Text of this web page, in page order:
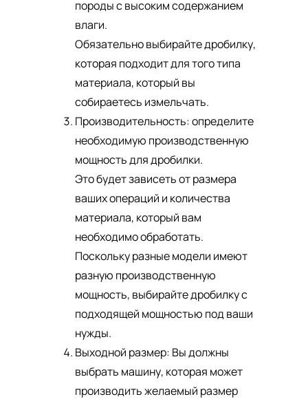
породы с высоким содержанием
влаги.
Обязательно выбирайте дробилку,
которая подходит для того типа
материала, который вы
собираетесь измельчать.
Производительность: определите
необходимую производственную
мощность для дробилки.
Это будет зависеть от размера
ваших операций и количества
материала, который вам
необходимо обработать.
Поскольку разные модели имеют
разную производственную
мощность, выбирайте дробилку с
подходящей мощностью под ваши
нужды.
Выходной размер: Вы должны
выбрать машину, которая может
производить желаемый размер